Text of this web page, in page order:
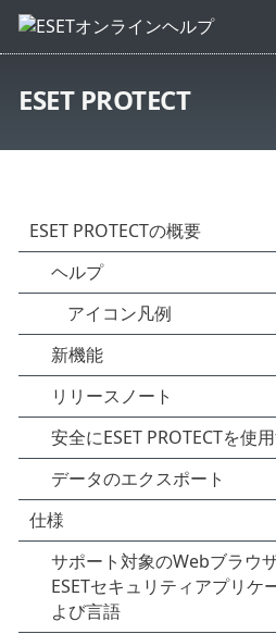
ESET PROTECT